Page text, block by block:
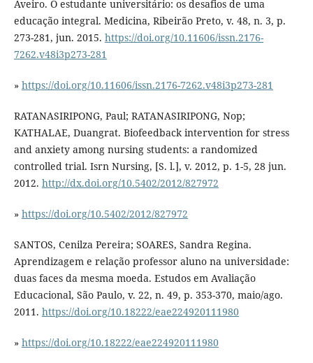
Aveiro. O estudante universitário: os desafios de uma
educação integral. Medicina, Ribeirão Preto, v. 48, n. 3, p.
273-281, jun. 2015. https://doi.org/10.11606/issn.2176-
7262.v48i3p273-281
» https://doi.org/10.11606/issn.2176-7262.v48i3p273-281
RATANASIRIPONG, Paul; RATANASIRIPONG, Nop;
KATHALAE, Duangrat. Biofeedback intervention for stress
and anxiety among nursing students: a randomized
controlled trial. Isrn Nursing, [S. l.], v. 2012, p. 1-5, 28 jun.
2012. http://dx.doi.org/10.5402/2012/827972
» https://doi.org/10.5402/2012/827972
SANTOS, Cenilza Pereira; SOARES, Sandra Regina.
Aprendizagem e relação professor aluno na universidade:
duas faces da mesma moeda. Estudos em Avaliação
Educacional, São Paulo, v. 22, n. 49, p. 353-370, maio/ago.
2011. https://doi.org/10.18222/eae224920111980
» https://doi.org/10.18222/eae224920111980